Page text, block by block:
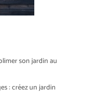
son jardin au
: créez un jardin